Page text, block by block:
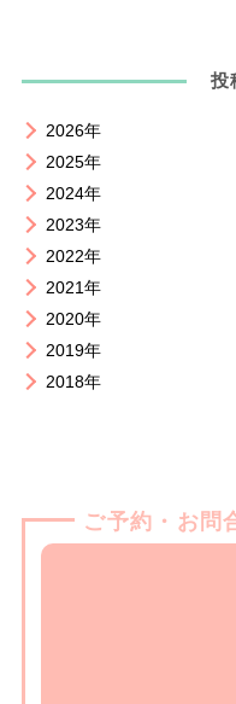
投
2026年
2025年
2024年
2023年
2022年
2021年
2020年
2019年
2018年
ご予約・お問